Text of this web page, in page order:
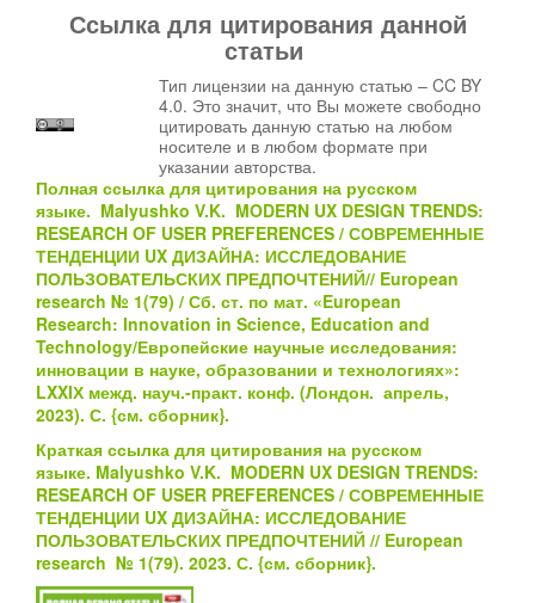
Ссылка для цитирования данной
статьи
Тип лицензии на данную статью – CC BY
4.0. Это значит, что Вы можете свободно
цитировать данную статью на любом
носителе и в любом формате при
указании авторства.
Полная ссылка для цитирования на русском
языке. Malyushko V.K. MODERN UX DESIGN TRENDS:
RESEARCH OF USER PREFERENCES / СОВРЕМЕННЫЕ
ТЕНДЕНЦИИ UX ДИЗАЙНА: ИССЛЕДОВАНИЕ
ПОЛЬЗОВАТЕЛЬСКИХ ПРЕДПОЧТЕНИЙ// European
research № 1(79) / Сб. ст. по мат. «European
Research: Innovation in Science, Education and
Technology/Европейские научные исследования:
инновации в науке, образовании и технологиях»:
LXXIХ межд. науч.-практ. конф. (Лондон. апрель,
2023). С. {см. сборник}.
Краткая ссылка для цитирования на русском
языке. Malyushko V.K. MODERN UX DESIGN TRENDS:
RESEARCH OF USER PREFERENCES / СОВРЕМЕННЫЕ
ТЕНДЕНЦИИ UX ДИЗАЙНА: ИССЛЕДОВАНИЕ
ПОЛЬЗОВАТЕЛЬСКИХ ПРЕДПОЧТЕНИЙ // European
research № 1(79). 2023. С. {см. сборник}.